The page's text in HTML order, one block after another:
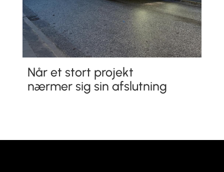
Når et stort projekt
nærmer sig sin afslutning